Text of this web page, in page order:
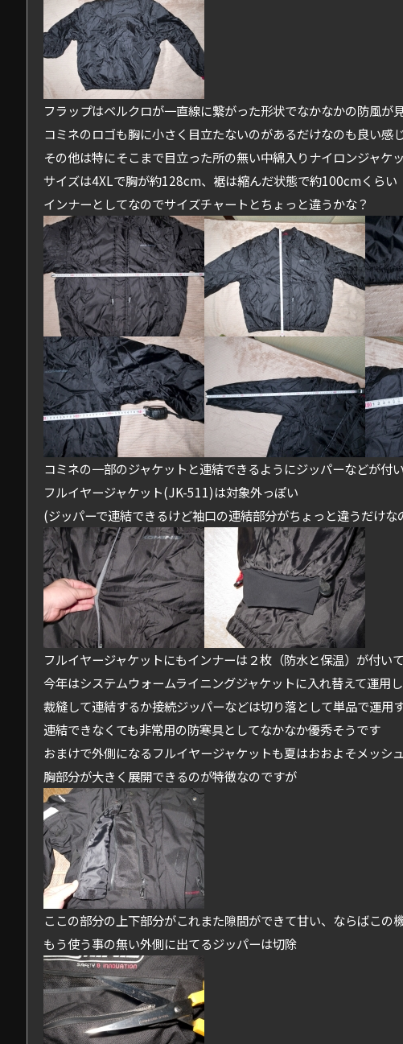
フラップはベルクロが一直線に繋がった形状でなかなかの防風が
コミネのロゴも胸に小さく目立たないのがあるだけなのも良い感
その他は特にそこまで目立った所の無い中綿入りナイロンジャケ
サイズは4XLで胸が約128cm、裾は縮んだ状態で約100cmくらい
インナーとしてなのでサイズチャートとちょっと違うかな？
コミネの一部のジャケットと連結できるようにジッパーなどが付
フルイヤージャケット(JK-511)は対象外っぽい
(ジッパーで連結できるけど袖口の連結部分がちょっと違うだけな
フルイヤージャケットにもインナーは２枚（防水と保温）が付い
今年はシステムウォームライニングジャケットに入れ替えて運用
裁縫して連結するか接続ジッパーなどは切り落として単品で運用
連結できなくても非常用の防寒具としてなかなか優秀そうです
おまけで外側になるフルイヤージャケットも夏はおおよそメッシ
胸部分が大きく展開できるのが特徴なのですが
ここの部分の上下部分がこれまた隙間ができて甘い、ならばこの
もう使う事の無い外側に出てるジッパーは切除